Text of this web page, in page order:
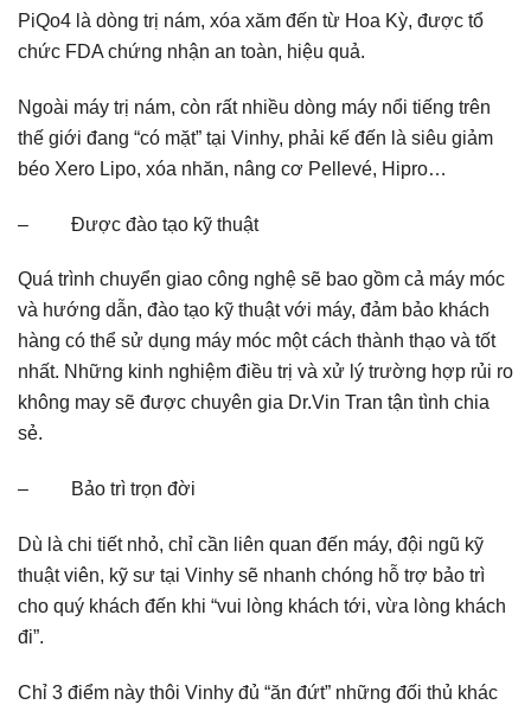
PiQo4 là dòng trị nám, xóa xăm đến từ Hoa Kỳ, được tổ
chức FDA chứng nhận an toàn, hiệu quả.
Ngoài máy trị nám, còn rất nhiều dòng máy nổi tiếng trên
thế giới đang “có mặt” tại Vinhy, phải kế đến là siêu giảm
béo Xero Lipo, xóa nhăn, nâng cơ Pellevé, Hipro…
– Được đào tạo kỹ thuật
Quá trình chuyển giao công nghệ sẽ bao gồm cả máy móc
và hướng dẫn, đào tạo kỹ thuật với máy, đảm bảo khách
hàng có thể sử dụng máy móc một cách thành thạo và tốt
nhất. Những kinh nghiệm điều trị và xử lý trường hợp rủi ro
không may sẽ được chuyên gia Dr.Vin Tran tận tình chia
sẻ.
– Bảo trì trọn đời
Dù là chi tiết nhỏ, chỉ cần liên quan đến máy, đội ngũ kỹ
thuật viên, kỹ sư tại Vinhy sẽ nhanh chóng hỗ trợ bảo trì
cho quý khách đến khi “vui lòng khách tới, vừa lòng khách
đi”.
Chỉ 3 điểm này thôi Vinhy đủ “ăn đứt” những đối thủ khác